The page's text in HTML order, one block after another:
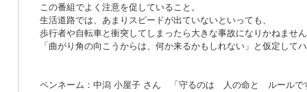
この番組でよく注意を促していること。
生活道路では、あまりスピードが出ていないといっても、
歩行者や自転車と衝突してしまったら大きな事故になりかねませ
「曲がり角の向こうからは、何か来るかもしれない」と仮定して
ペンネーム：中潟 小屋子 さん 「 守るのは 人の命と ルールで